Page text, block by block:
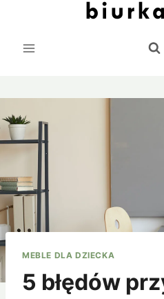
treści
MEBLE DLA DZIECKA
5 błędów